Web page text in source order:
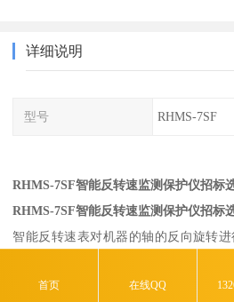
详细说明
型号 RHMS-7SF
RHMS-7SF智能反转速监测保护仪招标
RHMS-7SF智能反转速监测保护仪招标
智能反转速表对机器的轴的反向旋转
进行对比而做出方向判断。它既具有转
首页 在线QQ